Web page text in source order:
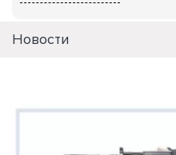
Новости